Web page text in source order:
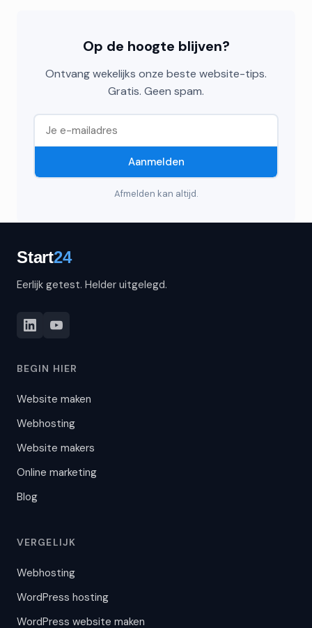
Op de hoogte blijven?
Ontvang wekelijks onze beste website-tips.
Gratis. Geen spam.
Aanmelden
Afmelden kan altijd.
Eerlijk getest. Helder uitgelegd.
BEGIN HIER
Website maken
Webhosting
Website makers
Online marketing
Blog
VERGELIJK
Webhosting
WordPress hosting
WordPress website maken